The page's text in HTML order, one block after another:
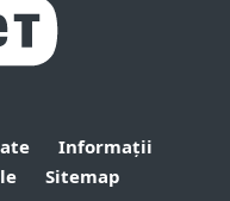
Informații
Sitemap